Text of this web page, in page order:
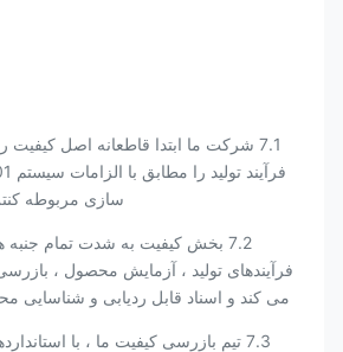
7.1 شرکت ما ابتدا قاطعانه اصل
سازی مربوطه
7.2 بخش کیفیت به شدت تمام جنبه
فرآیندهای تولید ، آزمایش محصول ،
می کند و اسناد قابل ردیابی و شناسایی
7.3 تیم بازرسی کیفیت ما ، با